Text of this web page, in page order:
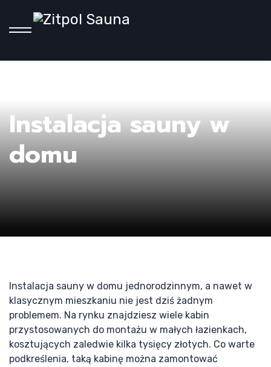
Instalacja sauny w
domu
Instalacja sauny w domu jednorodzinnym, a nawet w
klasycznym mieszkaniu nie jest dziś żadnym
problemem. Na rynku znajdziesz wiele kabin
przystosowanych do montażu w małych łazienkach,
kosztujących zaledwie kilka tysięcy złotych. Co warte
podkreślenia, taką kabinę można zamontować